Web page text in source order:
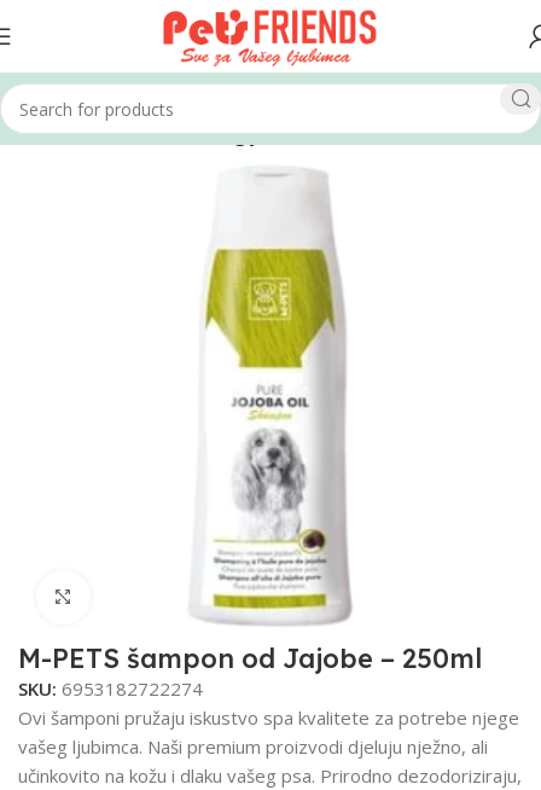
Home Psi Kozmetika i higijena
Click to enlarge
M-PETS šampon od Jajobe – 250ml
SKU: 6953182722274
Ovi šamponi pružaju iskustvo spa kvalitete za potrebe njege
vašeg ljubimca. Naši premium proizvodi djeluju nježno, ali
učinkovito na kožu i dlaku vašeg psa. Prirodno dezodoriziraju,